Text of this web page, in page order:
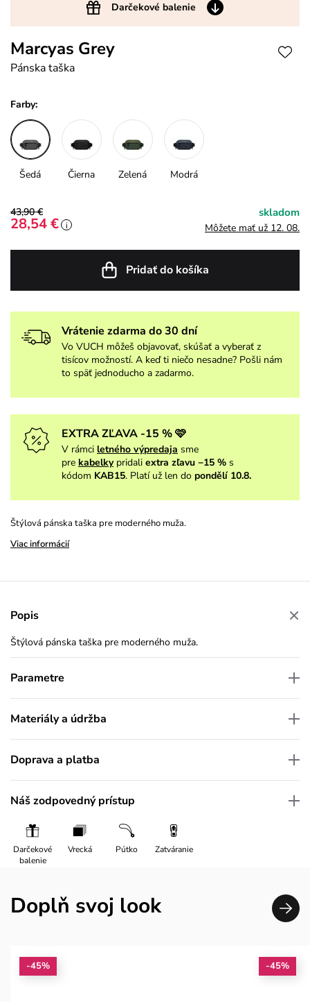
Darčekové balenie
Marcyas Grey
Pánska taška
Farby:
Šedá Čierna Zelená Modrá
43,90 €
28,54 € i
skladom
Môžete mať už 12. 08.
Pridať do košíka
Vrátenie zdarma do 30 dní
Vo VUCH môžeš objavovať, skúšať a vyberať z
tisícov možností. A keď ti niečo nesadne? Pošli nám
to späť jednoducho a zadarmo.
EXTRA ZĽAVA -15 % 🩷
V rámci letného výpredaja sme
pre kabelky pridali extra zľavu −15 % s
kódom KAB15. Platí už len do pondělí 10.8.
Štýlová pánska taška pre moderného muža.
Viac informácií
Popis
Štýlová pánska taška pre moderného muža.
Parametre
Materiály a údržba
Doprava a platba
Náš zodpovedný prístup
Darčekové
balenie
Vrecká Pútko Zatváranie
Doplň svoj look
-45% -45%